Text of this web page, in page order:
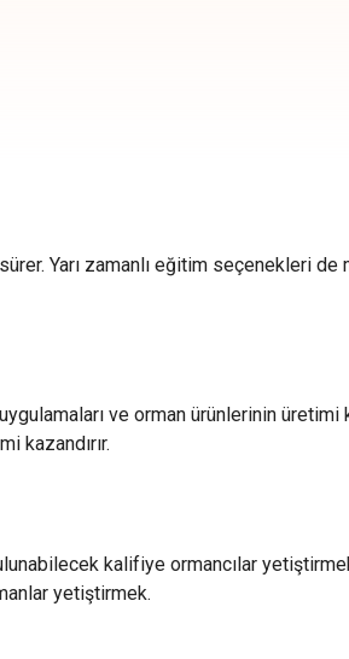
Yarı zamanlı eğitim seçenekleri
ve orman ürünlerinin
kazandırır.
kalifiye ormancılar
yetiştirmek.